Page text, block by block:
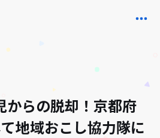
からの脱却！京都府
地域おこし協力隊に